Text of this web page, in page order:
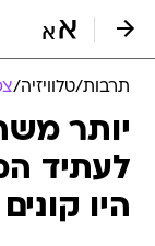
תרבות/טלוויזיה/
יותר
היו קונים